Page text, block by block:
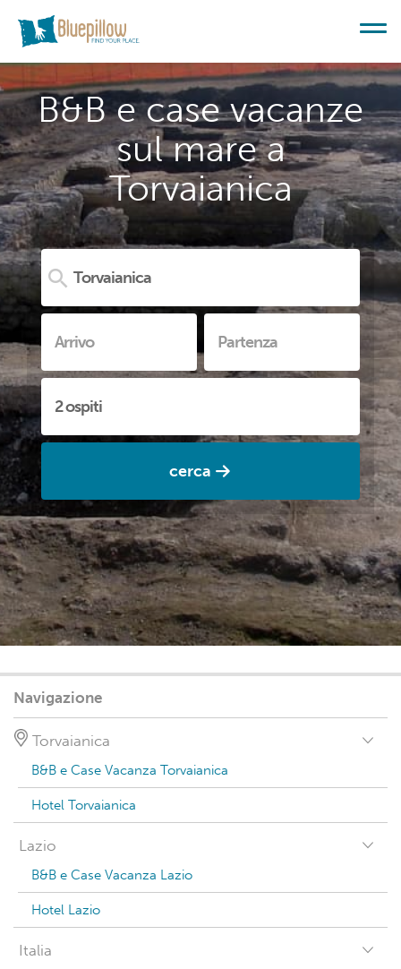
B&B e case vacanze
sul mare a
Torvaianica
cerca
Navigazione
Torvaianica
B&B e Case Vacanza Torvaianica
Hotel Torvaianica
Lazio
B&B e Case Vacanza Lazio
Hotel Lazio
Italia